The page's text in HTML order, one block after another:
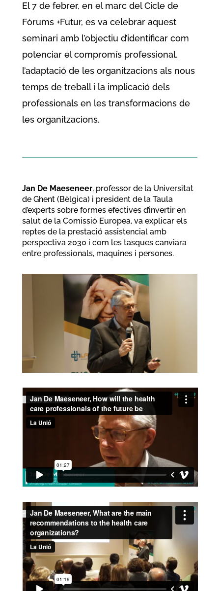
El 7 de febrer, en el marc del Cicle de
Fòrums +Futur, es va celebrar aquest
seminari amb l’objectiu d’identificar com
potenciar el compromís professional,
l’adaptació de les organitzacions als nous
temps de treball i la implicació dels
professionals en les transformacions de
les organitzacions.
Jan De Maeseneer, professor de la Universitat
de Ghent (Bèlgica) i president de la Taula
d’experts sobre formes efectives d’invertir en
salut de la Comissió Europea, va explicar els
reptes de la prestació assistencial amb
perspectiva 2030 i com les tasques canviara
entre professionals, maquines i persones.